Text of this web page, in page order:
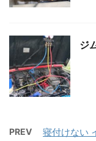
ジ
PREV 寝付けない